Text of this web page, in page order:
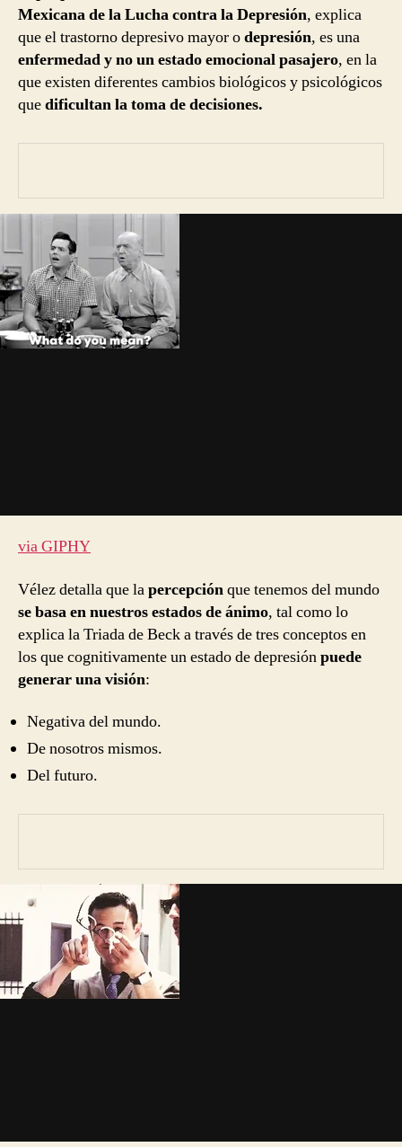
Mexicana de la Lucha contra la Depresión, explica
que el trastorno depresivo mayor odepresión, es una
enfermedad y no un estado emocional pasajero, en la
que existen diferentes cambios biológicos y psicológicos
quedificultan la toma de decisiones.
via GIPHY
Vélez detalla que lapercepciónque tenemos del mundo
se basa en nuestros estados de ánimo, tal como lo
explica la Triada de Beck a través de tres conceptos en
los que cognitivamente un estado de depresiónpuede
generar una visión:
Negativa del mundo.
De nosotros mismos.
Del futuro.